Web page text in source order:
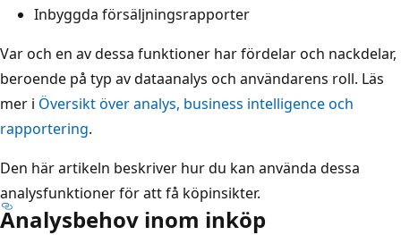
Inbyggda försäljningsrapporter
Var och en av dessa funktioner har fördelar och nackdelar,
beroende på typ av dataanalys och användarens roll. Läs
mer i Översikt över analys, business intelligence och
rapportering.
Den här artikeln beskriver hur du kan använda dessa
analysfunktioner för att få köpinsikter.
Analysbehov inom inköp